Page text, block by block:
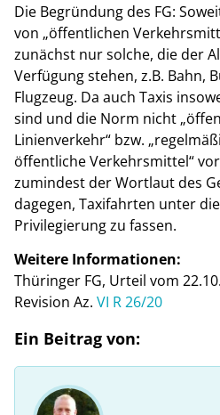
Die Begründung des FG:
von „öffentlichen
zunächst nur solche, die der
Verfügung stehen, z.B. Bahn,
Flugzeug. Da auch Taxis
sind und die Norm nicht
Linienverkehr“ bzw.
öffentliche Verkehrsmittel“
zumindest der Wortlaut des
dagegen, Taxifahrten unter
Privilegierung zu fassen.
Weitere Informationen:
Thüringer FG, Urteil vom
Revision Az. VI R 26/20
Ein Beitrag von: